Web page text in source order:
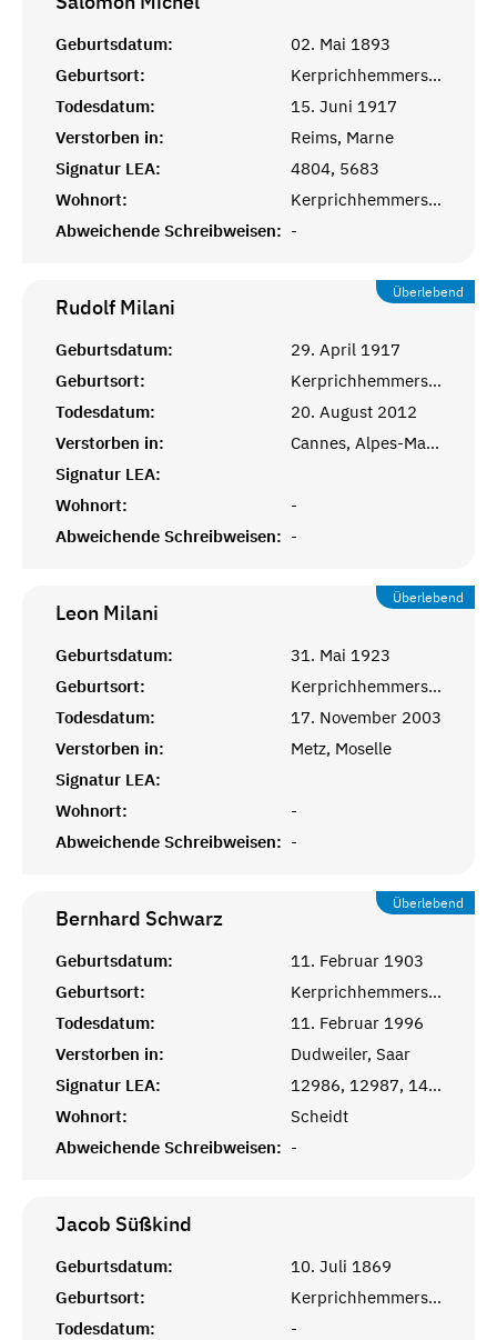
Geburtsdatum:
02. Mai 1893
Geburtsort:
Kerprichhemmersdorf, Saarlouis
Todesdatum:
15. Juni 1917
Verstorben in:
Reims, Marne
Signatur LEA:
4804, 5683
Wohnort:
Kerprichhemmersdorf
Abweichende Schreibweisen: -
Überlebend
Rudolf Milani
Geburtsdatum:
29. April 1917
Geburtsort:
Kerprichhemmersdorf, Saarlouis
Todesdatum:
20. August 2012
Verstorben in:
Cannes, Alpes-Maritimes
Signatur LEA:
Wohnort:
-
Abweichende Schreibweisen: -
Überlebend
Leon Milani
Geburtsdatum:
31. Mai 1923
Geburtsort:
Kerprichhemmersdorf, Saarlouis
Todesdatum:
17. November 2003
Verstorben in:
Metz, Moselle
Signatur LEA:
Wohnort:
-
Abweichende Schreibweisen: -
Überlebend
Bernhard Schwarz
Geburtsdatum:
11. Februar 1903
Geburtsort:
Kerprichhemmersdorf, Saarlouis
Todesdatum:
11. Februar 1996
Verstorben in:
Dudweiler, Saar
Signatur LEA:
12986, 12987, 14284
Wohnort:
Scheidt
Abweichende Schreibweisen: -
Jacob Süßkind
Geburtsdatum:
10. Juli 1869
Geburtsort:
Kerprichhemmersdorf, Saarlouis
Todesdatum:
-